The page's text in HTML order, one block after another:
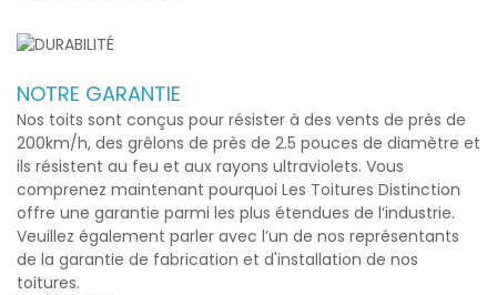
NOTRE GARANTIE
Nos toits sont conçus pour résister à des vents de près de
200km/h, des grêlons de près de 2.5 pouces de diamètre et
ils résistent au feu et aux rayons ultraviolets. Vous
comprenez maintenant pourquoi Les Toitures Distinction
offre une garantie parmi les plus étendues de l’industrie.
Veuillez également parler avec l’un de nos représentants
de la garantie de fabrication et d'installation de nos
toitures.